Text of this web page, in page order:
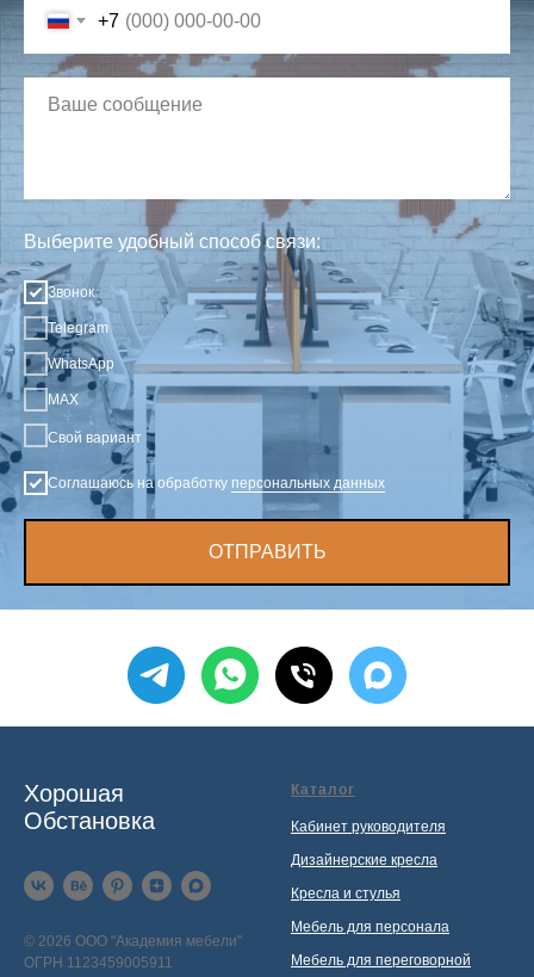
+7
Выберите удобный способ связи:
Звонок
Telegram
WhatsApp
MAX
Свой вариант
Соглашаюсь на обработку персональных данных
ОТПРАВИТЬ
Хорошая
Обстановка
© 2026 ООО "Академия мебели"
ОГРН 1123459005911
Каталог
Кабинет руководителя
Дизайнерские кресла
Кресла и стулья
Мебель для персонала
Мебель для переговорной